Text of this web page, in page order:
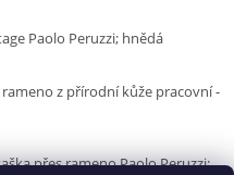
Paolo Peruzzi; hnědá
z přírodní kůže pracovní -
přes rameno Paolo Peruzzi;